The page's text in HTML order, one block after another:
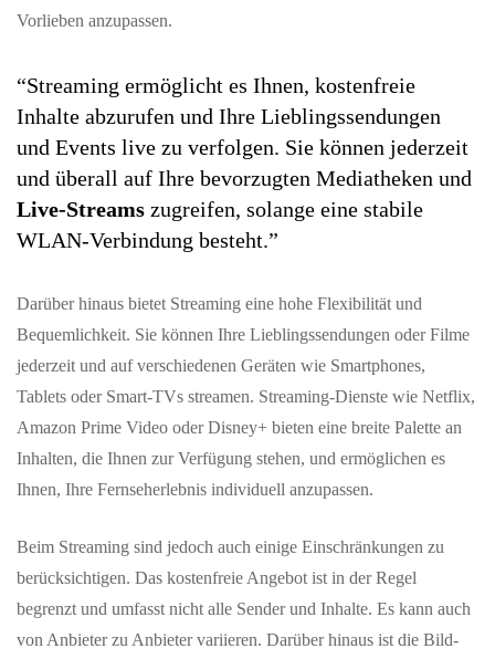
Vorlieben anzupassen.
“Streaming ermöglicht es Ihnen, kostenfreie
Inhalte abzurufen und Ihre Lieblingssendungen
und Events live zu verfolgen. Sie können jederzeit
und überall auf Ihre bevorzugten Mediatheken und
Live-Streams zugreifen, solange eine stabile
WLAN-Verbindung besteht.”
Darüber hinaus bietet Streaming eine hohe Flexibilität und
Bequemlichkeit. Sie können Ihre Lieblingssendungen oder Filme
jederzeit und auf verschiedenen Geräten wie Smartphones,
Tablets oder Smart-TVs streamen. Streaming-Dienste wie Netflix,
Amazon Prime Video oder Disney+ bieten eine breite Palette an
Inhalten, die Ihnen zur Verfügung stehen, und ermöglichen es
Ihnen, Ihre Fernseherlebnis individuell anzupassen.
Beim Streaming sind jedoch auch einige Einschränkungen zu
berücksichtigen. Das kostenfreie Angebot ist in der Regel
begrenzt und umfasst nicht alle Sender und Inhalte. Es kann auch
von Anbieter zu Anbieter variieren. Darüber hinaus ist die Bild-